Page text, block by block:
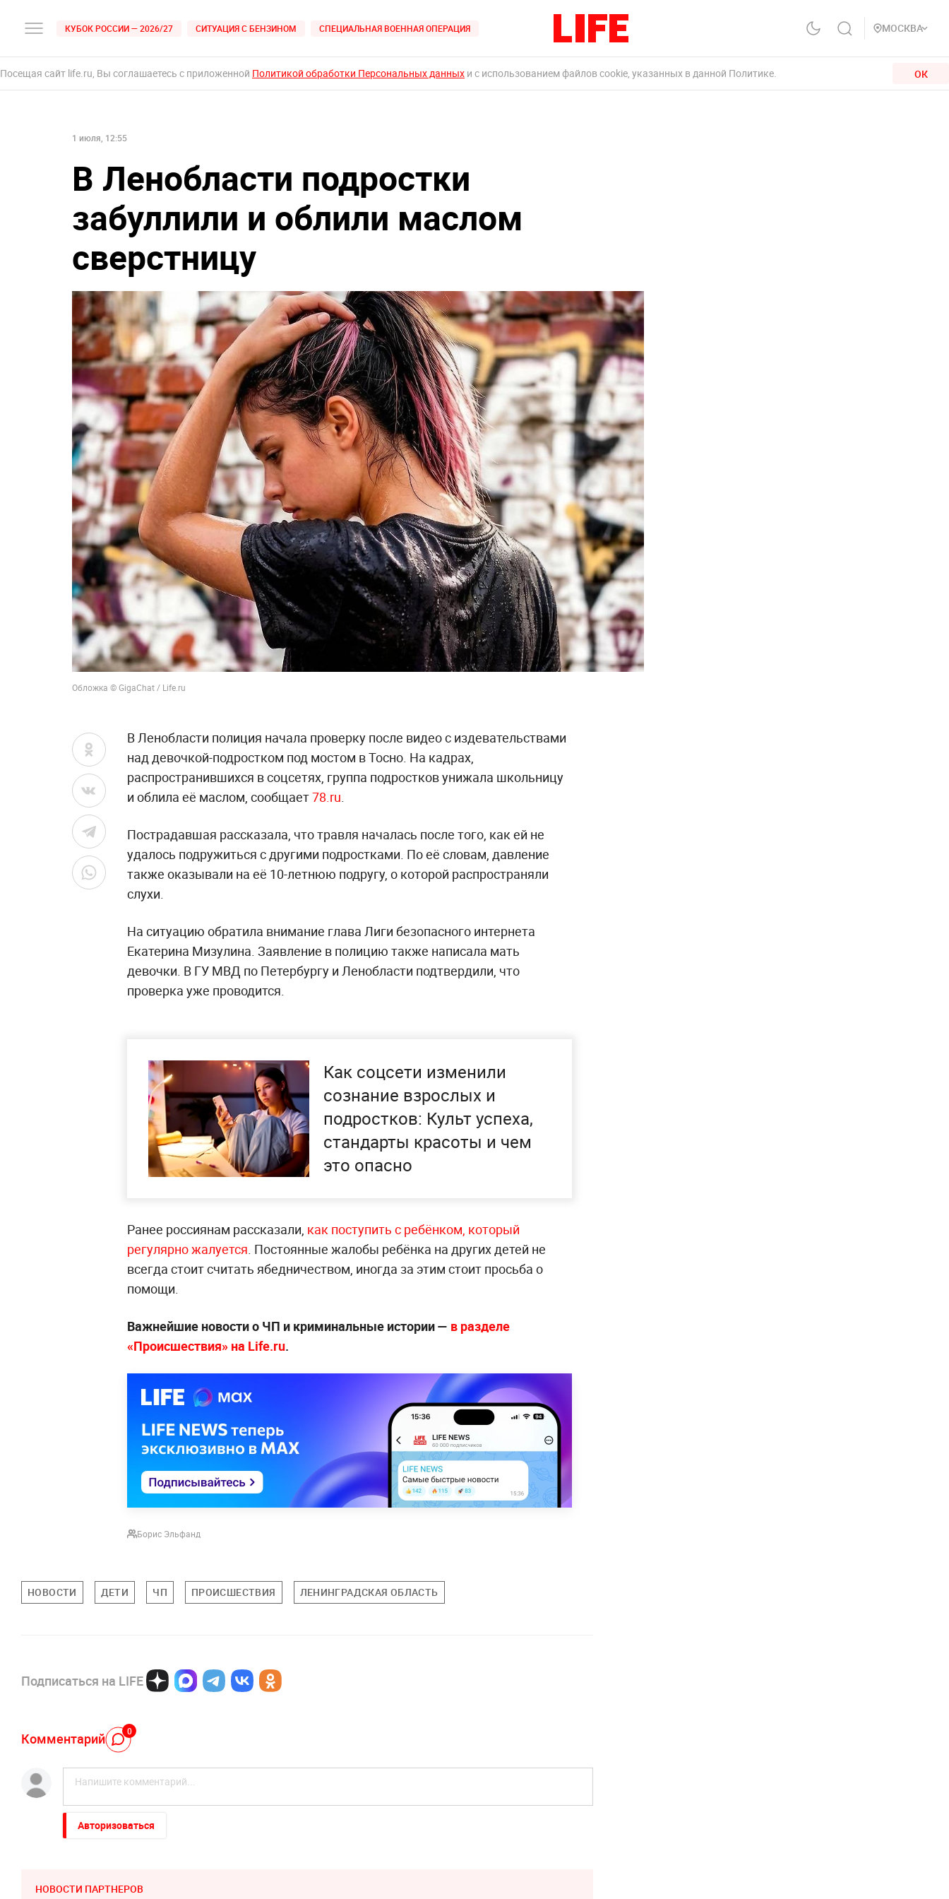
КУБОК РОССИИ — 2026/27 СИТУАЦИЯ С БЕНЗИНОМ СПЕЦИАЛЬНАЯ ВОЕННАЯ ОПЕРАЦИЯ МОСКВА
Посещая сайт life.ru, Вы соглашаетесь с приложенной Политикой обработки Персональных данных и с использованием файлов cookie, указанных в данной Политике. ОК
1 июля, 12:55
В Ленобласти подростки
забуллили и облили маслом
сверстницу
Обложка © GigaChat / Life.ru
В Ленобласти полиция начала проверку после видео с издевательствами
над девочкой-подростком под мостом в Тосно. На кадрах,
распространившихся в соцсетях, группа подростков унижала школьницу
и облила её маслом, сообщает78.ru.
Пострадавшая рассказала, что травля началась после того, как ей не
удалось подружиться с другими подростками. По её словам, давление
также оказывали на её 10-летнюю подругу, о которой распространяли
слухи.
На ситуацию обратила внимание глава Лиги безопасного интернета
Екатерина Мизулина. Заявление в полицию также написала мать
девочки. В ГУ МВД по Петербургу и Ленобласти подтвердили, что
проверка уже проводится.
Как соцсети изменили
сознание взрослых и
подростков: Культ успеха,
стандарты красоты и чем
это опасно
Ранее россиянам рассказали, как поступить с ребёнком, который
регулярно жалуется. Постоянные жалобы ребёнка на других детей не
всегда стоит считать ябедничеством, иногда за этим стоит просьба о
помощи.
Важнейшие новости о ЧП и криминальные истории — в разделе
«Происшествия» на Life.ru.
Борис Эльфанд
НОВОСТИ ДЕТИ ЧП ПРОИСШЕСТВИЯ ЛЕНИНГРАДСКАЯ ОБЛАСТЬ
Подписаться на LIFE
Комментарий 0
Авторизоваться
НОВОСТИ ПАРТНЕРОВ